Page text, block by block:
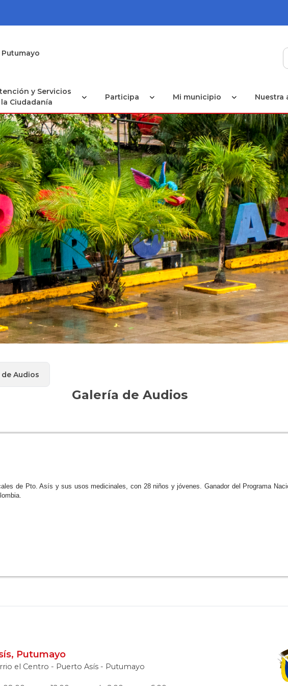
y Servicios
la Ciudadanía
Participa Mi municipio Nuestra
de Audios
Galería de Audios
de Pto. Asís y sus usos medicinales, con 28 niños y jóvenes. Ganador del Programa
Putumayo
el Centro - Puerto Asís - Putumayo